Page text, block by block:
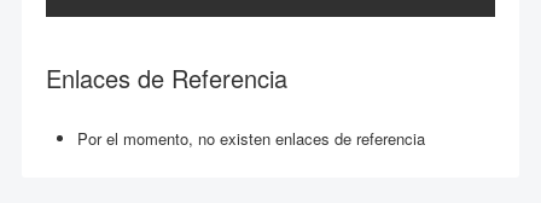
Enlaces de Referencia
Por el momento, no existen enlaces de referencia